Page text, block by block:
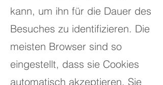
kann, um ihn für die Dauer des
Besuches zu identifizieren. Die
meisten Browser sind so
eingestellt, dass sie Cookies
automatisch akzeptieren. Sie